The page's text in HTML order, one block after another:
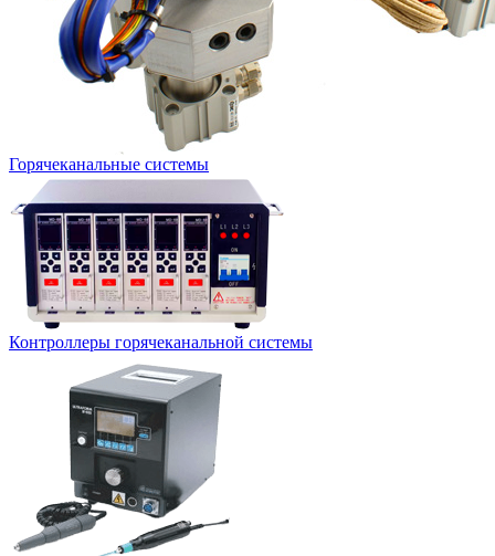
Горячеканальные системы
Контроллеры горячеканальной системы